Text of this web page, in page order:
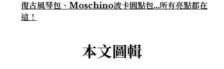
復古風琴包、Moschino波卡圓點包...所有亮點都在
這！
本文圖輯